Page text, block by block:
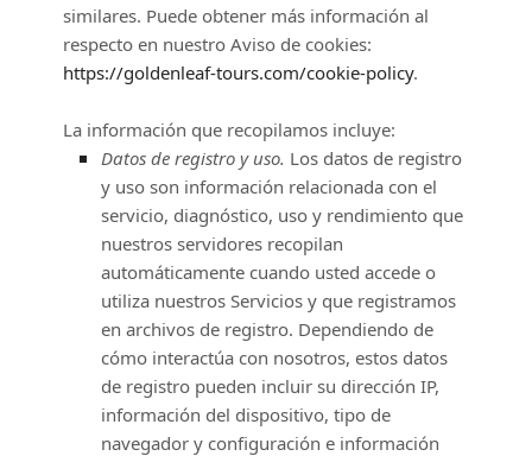
similares. Puede obtener más información al
respecto en nuestro Aviso de cookies:
https://goldenleaf-tours.com/cookie-policy.
La información que recopilamos incluye:
Datos de registro y uso. Los datos de registro
y uso son información relacionada con el
servicio, diagnóstico, uso y rendimiento que
nuestros servidores recopilan
automáticamente cuando usted accede o
utiliza nuestros Servicios y que registramos
en archivos de registro. Dependiendo de
cómo interactúa con nosotros, estos datos
de registro pueden incluir su dirección IP,
información del dispositivo, tipo de
navegador y configuración e información